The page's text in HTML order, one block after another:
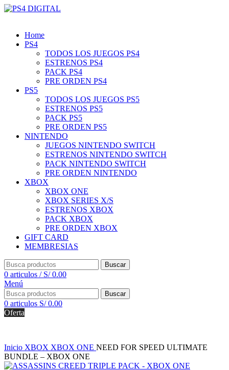
Home
PS4
TODOS LOS JUEGOS PS4
ESTRENOS PS4
PACK PS4
PRE ORDEN PS4
PS5
TODOS LOS JUEGOS PS5
ESTRENOS PS5
PACK PS5
PRE ORDEN PS5
NINTENDO
JUEGOS NINTENDO SWITCH
ESTRENOS NINTENDO SWITCH
PACK NINTENDO SWITCH
PRE ORDEN NINTENDO
XBOX
XBOX ONE
XBOX SERIES X/S
ESTRENOS XBOX
PACK XBOX
PRE ORDEN XBOX
GIFT CARD
MEMBRESIAS
Buscar
0 articulos / S/0.00
Menú
Buscar
0 articulos S/0.00
Oferta
Inicio XBOX XBOX ONE NEED FOR SPEED ULTIMATE
BUNDLE – XBOX ONE